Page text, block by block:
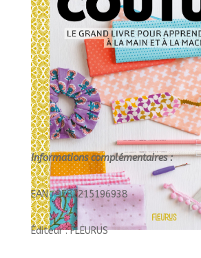
LA
MAIN
ET
A
LA
MACHINE///FLE
Informations complémentaires :
EAN : 9782215196938
Éditeur : FLEURUS